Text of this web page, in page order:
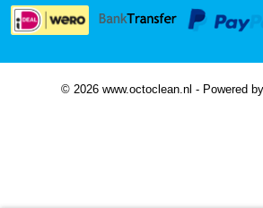
© 2026 www.octoclean.nl - Powered